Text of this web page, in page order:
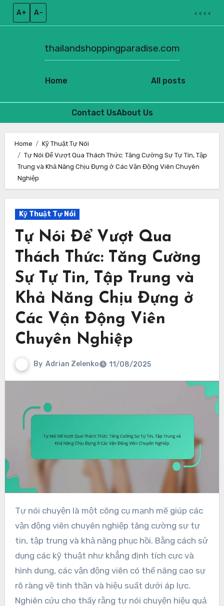
A+ A– < < < <
Home
thailandshoppingparadise.com
All posts
Contact UsAbout Us
content
Home
Kỹ Thuật Tự Nói
Tự Nói Để Vượt Qua Thách Thức: Tăng Cường Sự Tự Tin, Tập
Trung và Khả Năng Chịu Đựng ở Các Vận Động Viên Chuyên
Nghiệp
Kỹ Thuật Tự Nói
Tự Nói Để Vượt Qua
Thách Thức: Tăng Cường
Sự Tự Tin, Tập Trung và
Khả Năng Chịu Đựng ở
Các Vận Động Viên
Chuyên Nghiệp
By Adrian Zelenko 11/08/2025
Tự nói chuyện là một công cụ mạnh mẽ giúp các
vận động viên chuyên nghiệp tăng cường sự tự
tin, tập trung và khả năng phục hồi. Bằng cách sử
dụng các kỹ thuật như khẳng định tích cực và
hình dung, các vận động viên có thể nâng cao sự
rõ ràng về tinh thần và hiệu suất dưới áp lực.
Nghiên cứu cho thấy rằng tự nói chuyện hiệu quả